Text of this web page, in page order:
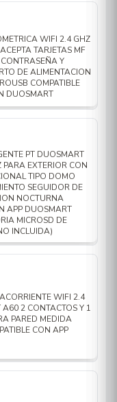
para tierra
conexión
o de mas
tipo escalera
en el
lámparas
en
WIFI 2.4 GHZ
TARJETAS MF
Y
DE ALIMENTACION
COMPATIBLE
DUOSMART
PT DUOSMART
EXTERIOR CON
TIPO DOMO
SEGUIDOR DE
NOCTURNA
APP DUOSMART
MICROSD DE
INCLUIDA)
WIFI 2.4
2 CONTACTOS Y 1
PARED MEDIDA
CON APP